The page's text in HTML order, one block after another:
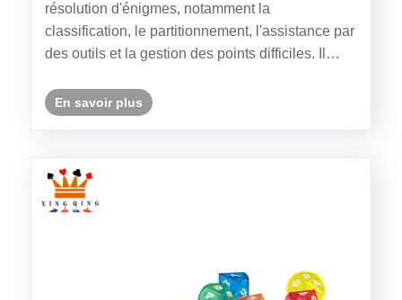
résolution d'énigmes, notamment la
classification, le partitionnement, l'assistance par
des outils et la gestion des points difficiles. Il
30 % et aider les nouveaux et les anciens
joueurs.
En savoir plus